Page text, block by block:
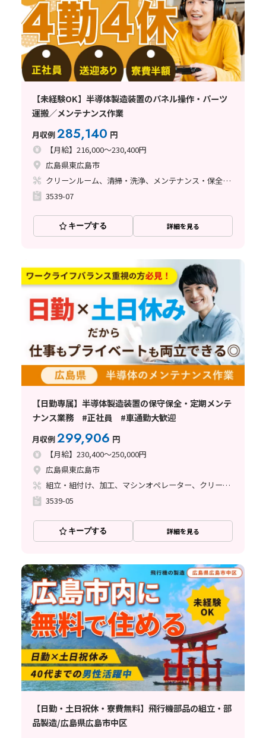
【未経験OK】半導体製造装置のパネル操作・パーツ
運搬／メンテナンス作業
月収例285,140 円
【月給】216,000～230,400円
広島県東広島市
クリーンルーム、清掃・洗浄、メンテナンス・保全、立ち作業
3539-07
キープする 詳細を見る
【日勤専属】半導体製造装置の保守保全・定期メンテ
ナンス業務 #正社員 #車通勤大歓迎
月収例299,906 円
【月給】230,400～250,000円
広島県東広島市
組立・組付け、加工、マシンオペレーター、クリーンルーム、清掃・洗浄、メンテナンス・保全、立ち作業
3539-05
キープする 詳細を見る
【日勤・土日祝休・寮費無料】飛行機部品の組立・部
品製造/広島県広島市中区